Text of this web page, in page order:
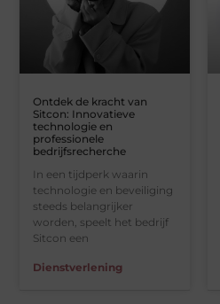
Ontdek de kracht van
Sitcon: Innovatieve
technologie en
professionele
bedrijfsrecherche
In een tijdperk waarin
technologie en beveiliging
steeds belangrijker
worden, speelt het bedrijf
Sitcon een
Dienstverlening